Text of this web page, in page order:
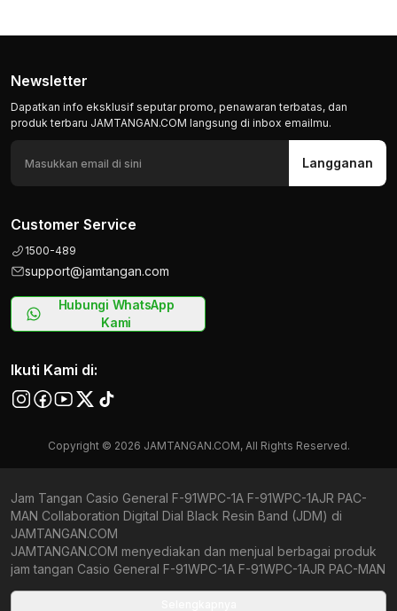
Newsletter
Dapatkan info eksklusif seputar promo, penawaran terbatas, dan
produk terbaru JAMTANGAN.COM langsung di inbox emailmu.
Langganan
Customer Service
1500-489
support@jamtangan.com
Hubungi WhatsApp
Kami
Ikuti Kami di:
Copyright © 2026 JAMTANGAN.COM, All Rights Reserved.
Jam Tangan Casio General F-91WPC-1A F-91WPC-1AJR PAC-
MAN Collaboration Digital Dial Black Resin Band (JDM) di
JAMTANGAN.COM
JAMTANGAN.COM menyediakan dan menjual berbagai produk
jam tangan Casio General F-91WPC-1A F-91WPC-1AJR PAC-MAN